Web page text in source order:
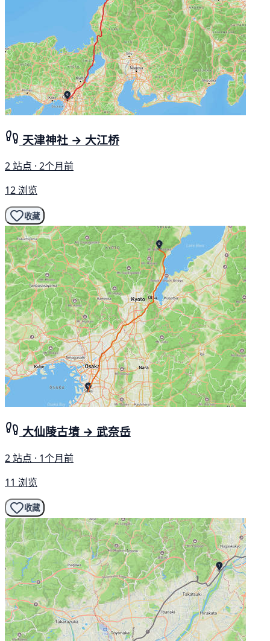
天津神社 → 大江桥
2 站点 · 2个月前
12 浏览
收藏
大仙陵古墳 → 武奈岳
2 站点 · 1个月前
11 浏览
收藏